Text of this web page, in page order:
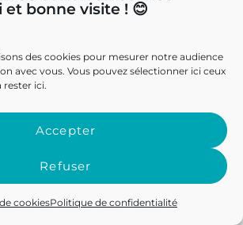
et bonne visite ! 😊
des cookies pour mesurer notre audience
avec vous. Vous pouvez sélectionner ici ceux
rester ici.
Accepter
Refuser
cookiesPolitique de confidentialité